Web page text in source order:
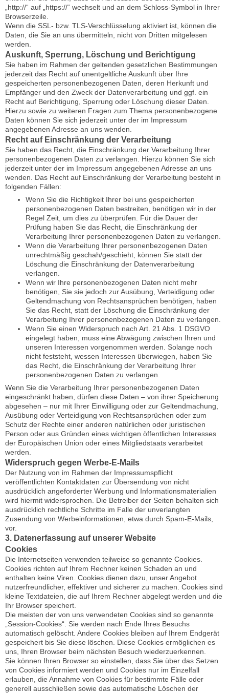
„http://“ auf „https://“ wechselt und an dem Schloss-Symbol in Ihrer
Browserzeile.
Wenn die SSL- bzw. TLS-Verschlüsselung aktiviert ist, können die
Daten, die Sie an uns übermitteln, nicht von Dritten mitgelesen
werden.
Auskunft, Sperrung, Löschung und Berichtigung
Sie haben im Rahmen der geltenden gesetzlichen Bestimmungen
jederzeit das Recht auf unentgeltliche Auskunft über Ihre
gespeicherten personenbezogenen Daten, deren Herkunft und
Empfänger und den Zweck der Datenverarbeitung und ggf. ein
Recht auf Berichtigung, Sperrung oder Löschung dieser Daten.
Hierzu sowie zu weiteren Fragen zum Thema personenbezogene
Daten können Sie sich jederzeit unter der im Impressum
angegebenen Adresse an uns wenden.
Recht auf Einschränkung der Verarbeitung
Sie haben das Recht, die Einschränkung der Verarbeitung Ihrer
personenbezogenen Daten zu verlangen. Hierzu können Sie sich
jederzeit unter der im Impressum angegebenen Adresse an uns
wenden. Das Recht auf Einschränkung der Verarbeitung besteht in
folgenden Fällen:
Wenn Sie die Richtigkeit Ihrer bei uns gespeicherten
personenbezogenen Daten bestreiten, benötigen wir in der
Regel Zeit, um dies zu überprüfen. Für die Dauer der
Prüfung haben Sie das Recht, die Einschränkung der
Verarbeitung Ihrer personenbezogenen Daten zu verlangen.
Wenn die Verarbeitung Ihrer personenbezogenen Daten
unrechtmäßig geschah/geschieht, können Sie statt der
Löschung die Einschränkung der Datenverarbeitung
verlangen.
Wenn wir Ihre personenbezogenen Daten nicht mehr
benötigen, Sie sie jedoch zur Ausübung, Verteidigung oder
Geltendmachung von Rechtsansprüchen benötigen, haben
Sie das Recht, statt der Löschung die Einschränkung der
Verarbeitung Ihrer personenbezogenen Daten zu verlangen.
Wenn Sie einen Widerspruch nach Art. 21 Abs. 1 DSGVO
eingelegt haben, muss eine Abwägung zwischen Ihren und
unseren Interessen vorgenommen werden. Solange noch
nicht feststeht, wessen Interessen überwiegen, haben Sie
das Recht, die Einschränkung der Verarbeitung Ihrer
personenbezogenen Daten zu verlangen.
Wenn Sie die Verarbeitung Ihrer personenbezogenen Daten
eingeschränkt haben, dürfen diese Daten – von ihrer Speicherung
abgesehen – nur mit Ihrer Einwilligung oder zur Geltendmachung,
Ausübung oder Verteidigung von Rechtsansprüchen oder zum
Schutz der Rechte einer anderen natürlichen oder juristischen
Person oder aus Gründen eines wichtigen öffentlichen Interesses
der Europäischen Union oder eines Mitgliedstaats verarbeitet
werden.
Widerspruch gegen Werbe-E-Mails
Der Nutzung von im Rahmen der Impressumspflicht
veröffentlichten Kontaktdaten zur Übersendung von nicht
ausdrücklich angeforderter Werbung und Informationsmaterialien
wird hiermit widersprochen. Die Betreiber der Seiten behalten sich
ausdrücklich rechtliche Schritte im Falle der unverlangten
Zusendung von Werbeinformationen, etwa durch Spam-E-Mails,
vor.
3. Datenerfassung auf unserer Website
Cookies
Die Internetseiten verwenden teilweise so genannte Cookies.
Cookies richten auf Ihrem Rechner keinen Schaden an und
enthalten keine Viren. Cookies dienen dazu, unser Angebot
nutzerfreundlicher, effektiver und sicherer zu machen. Cookies sind
kleine Textdateien, die auf Ihrem Rechner abgelegt werden und die
Ihr Browser speichert.
Die meisten der von uns verwendeten Cookies sind so genannte
„Session-Cookies“. Sie werden nach Ende Ihres Besuchs
automatisch gelöscht. Andere Cookies bleiben auf Ihrem Endgerät
gespeichert bis Sie diese löschen. Diese Cookies ermöglichen es
uns, Ihren Browser beim nächsten Besuch wiederzuerkennen.
Sie können Ihren Browser so einstellen, dass Sie über das Setzen
von Cookies informiert werden und Cookies nur im Einzelfall
erlauben, die Annahme von Cookies für bestimmte Fälle oder
generell ausschließen sowie das automatische Löschen der